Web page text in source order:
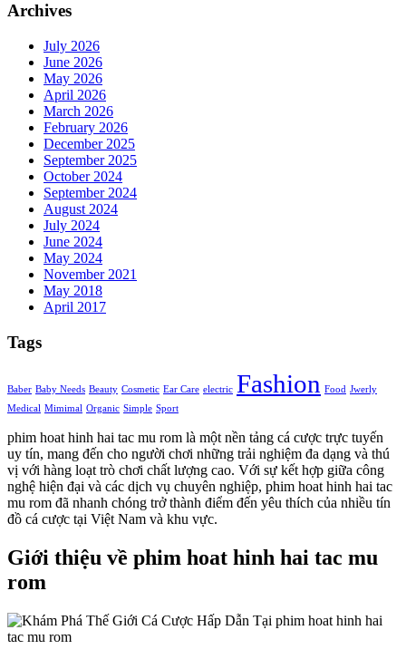
Archives
July 2026
June 2026
May 2026
April 2026
March 2026
February 2026
December 2025
September 2025
October 2024
September 2024
August 2024
July 2024
June 2024
May 2024
November 2021
May 2018
April 2017
Tags
Baber Baby Needs Beauty Cosmetic Ear Care electric Fashion Food Jwerly
Medical Mimimal Organic Simple Sport
phim hoat hinh hai tac mu rom là một nền tảng cá cược trực tuyến
uy tín, mang đến cho người chơi những trải nghiệm đa dạng và thú
vị với hàng loạt trò chơi chất lượng cao. Với sự kết hợp giữa công
nghệ hiện đại và các dịch vụ chuyên nghiệp, phim hoat hinh hai tac
mu rom đã nhanh chóng trở thành điểm đến yêu thích của nhiều tín
đồ cá cược tại Việt Nam và khu vực.
Giới thiệu về phim hoat hinh hai tac mu
rom